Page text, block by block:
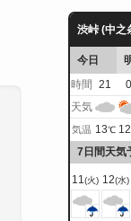
渋峠 (中之
今日
時間
21 0
天気
気温 13℃ 12
7日間天気
11(火) 12(水)